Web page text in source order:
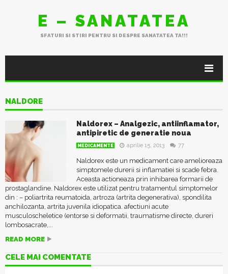
E – SANATATEA
SFATURI SI STIRI PENTRU SI DESPRE SANATATEA TA!!!
NALDORE
Naldorex – Analgezic, antiinflamator,
antipiretic de generatie noua
MEDICAMENTE aprilie 15, 2013 77
Naldorex este un medicament care amelioreaza
simptomele durerii si inflamatiei si scade febra.
Aceasta actioneaza prin inhibarea formarii de
prostaglandine. Naldorex este utilizat pentru tratamentul simptomelor
din : – poliartrita reumatoida, artroza (artrita degenerativa), spondilita
anchilozanta, artrita juvenila idiopatica. afectiuni acute
musculoscheletice (entorse si deformatii, traumatisme directe, dureri
lombosacrate,...
READ MORE
CELE MAI COMENTATE